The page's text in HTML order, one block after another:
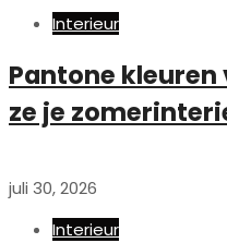
Interieur
Pantone
ze je
juli 30, 2026
Interieur